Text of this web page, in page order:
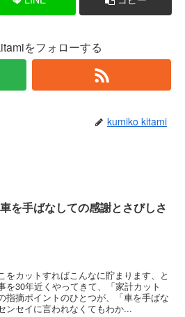
をフォローする
kumiko kitami
車を手ばなしての感謝とさびしさ
をカットすればこんなに貯まります、と
を30年近くやってきて、「家計カット
指摘ポイントのひとつが、「車を手ばな
ンセイに言われなくてもわか...